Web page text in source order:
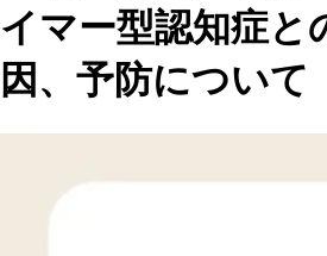
イマー型認知症と
因、予防について